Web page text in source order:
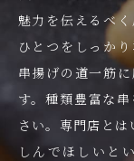
魅力を伝えるべく
ひとつをしっかり
串揚げの道一筋
す。種類豊富な
さい。 専門店とは
しんでほしいと